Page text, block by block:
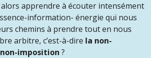
apprendre à écouter intensément
information- énergie qui nous
chemins à prendre tout en nous
arbitre, c’est-à-dire la non-
imposition ?